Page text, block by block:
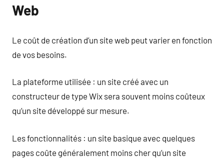
Web
Le coût de création d’un site web peut varier en fonction
de vos besoins.
La plateforme utilisée : un site créé avec un
constructeur de type Wix sera souvent moins coûteux
qu’un site développé sur mesure.
Les fonctionnalités : un site basique avec quelques
pages coûte généralement moins cher qu’un site